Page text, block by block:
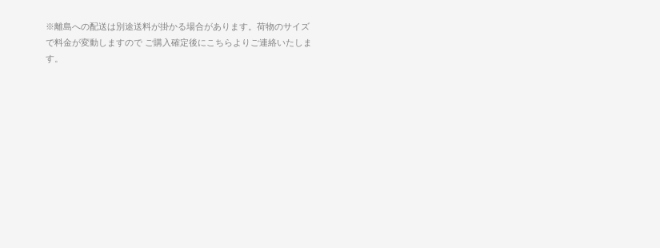
※離島への配送は別途送料が掛かる場合があります。荷物のサイズ
で料金が変動しますので ご購入確定後にこちらよりご連絡いたしま
す。